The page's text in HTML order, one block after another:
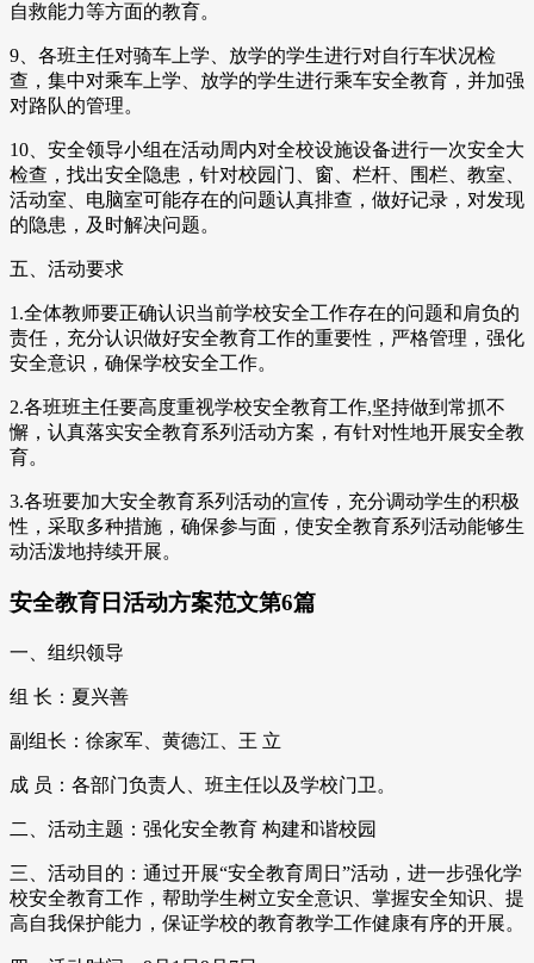
自救能力等方面的教育。
9、各班主任对骑车上学、放学的学生进行对自行车状况检
查，集中对乘车上学、放学的学生进行乘车安全教育，并加强
对路队的管理。
10、安全领导小组在活动周内对全校设施设备进行一次安全大
检查，找出安全隐患，针对校园门、窗、栏杆、围栏、教室、
活动室、电脑室可能存在的问题认真排查，做好记录，对发现
的隐患，及时解决问题。
五、活动要求
1.全体教师要正确认识当前学校安全工作存在的问题和肩负的
责任，充分认识做好安全教育工作的重要性，严格管理，强化
安全意识，确保学校安全工作。
2.各班班主任要高度重视学校安全教育工作,坚持做到常抓不
懈，认真落实安全教育系列活动方案，有针对性地开展安全教
育。
3.各班要加大安全教育系列活动的宣传，充分调动学生的积极
性，采取多种措施，确保参与面，使安全教育系列活动能够生
动活泼地持续开展。
安全教育日活动方案范文第6篇
一、组织领导
组 长：夏兴善
副组长：徐家军、黄德江、王 立
成 员：各部门负责人、班主任以及学校门卫。
二、活动主题：强化安全教育 构建和谐校园
三、活动目的：通过开展“安全教育周日”活动，进一步强化学
校安全教育工作，帮助学生树立安全意识、掌握安全知识、提
高自我保护能力，保证学校的教育教学工作健康有序的开展。